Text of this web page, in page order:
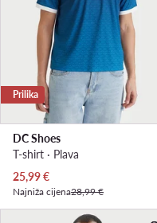
Prilika
DC Shoes
T-shirt · Plava
Trenutna cijena
25,99€
Najniža cijena28,99 €